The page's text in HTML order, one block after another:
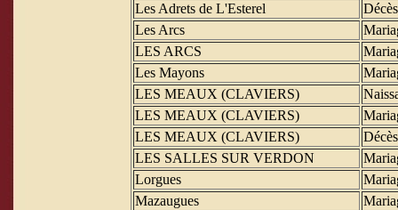
Les Adrets de L'Esterel
Décès
Les Arcs
LES ARCS
Les Mayons
LES MEAUX (CLAVIERS)
LES MEAUX (CLAVIERS)
LES MEAUX (CLAVIERS)
Décès
LES SALLES SUR VERDON
Lorgues
Mazaugues